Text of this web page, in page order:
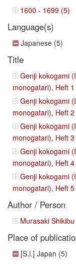
1600 - 1699 (5)
Language(s)
Japanese (5)
Title
Genji kokogami
monogatari), Heft
Genji kokogami
monogatari), Heft
Genji kokogami
monogatari), Heft
Genji kokogami
monogatari), Heft
Genji kokogami
monogatari), Heft
Author / Person
Murasaki
Place of
[S.l.] Japan (5)